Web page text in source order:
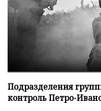
Подразделения
контроль Петро-